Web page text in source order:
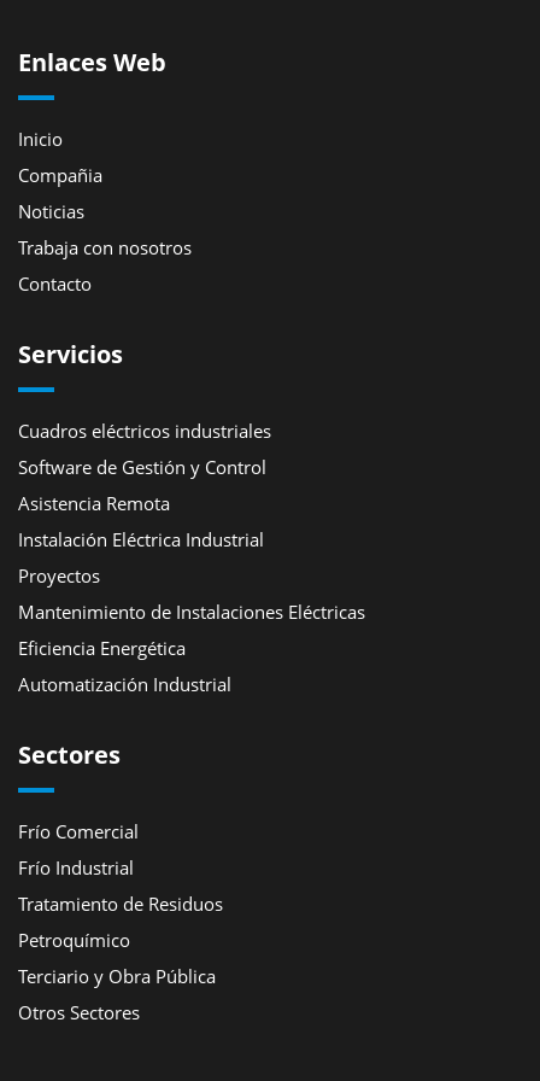
Enlaces Web
Inicio
Compañia
Noticias
Trabaja con nosotros
Contacto
Servicios
Cuadros eléctricos industriales
Software de Gestión y Control
Asistencia Remota
Instalación Eléctrica Industrial
Proyectos
Mantenimiento de Instalaciones Eléctricas
Eficiencia Energética
Automatización Industrial
Sectores
Frío Comercial
Frío Industrial
Tratamiento de Residuos
Petroquímico
Terciario y Obra Pública
Otros Sectores